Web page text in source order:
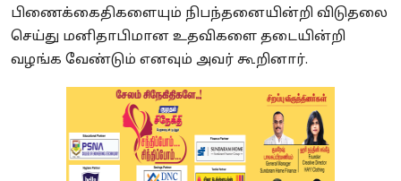
பிணைக்கைதிகளையும் நிபந்தனையின்றி விடுதலை
செய்து மனிதாபிமான உதவிகளை தடையின்றி
வழங்க வேண்டும் எனவும் அவர் கூறினார்.